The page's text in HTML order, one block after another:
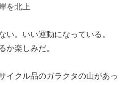
を北上
い。いい運動になっている。
か楽しみだ。
イクル品のガラクタの山があっ